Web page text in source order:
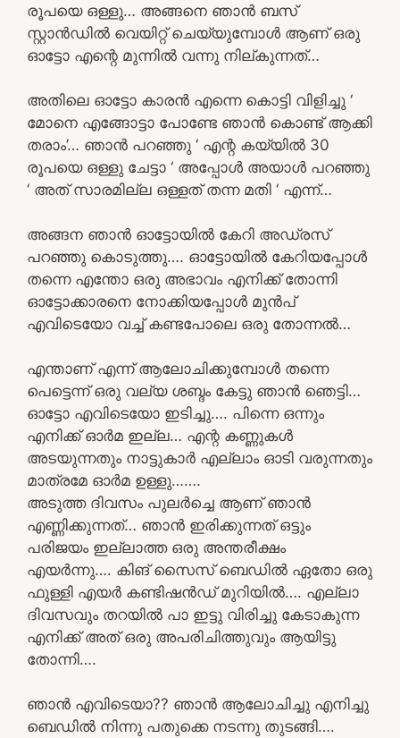
രൂപയെ ഒള്ളു… അങ്ങനെ ഞാൻ ബസ്
സ്റ്റാൻഡിൽ വെയിറ്റ് ചെയ്യുമ്പോൾ ആണ് ഒരു
ഓട്ടോ എന്റെ മുന്നിൽ വന്നു നില്കുന്നത്…
അതിലെ ഓട്ടോ കാരൻ എന്നെ കൊട്ടി വിളിച്ചു ‘
മോനെ എങ്ങോട്ടാ പോണ്ടേ ഞാൻ കൊണ്ട് ആക്കി
തരാം’… ഞാൻ പറഞ്ഞു ‘ എന്റ കയ്യിൽ 30
രൂപയെ ഒള്ളു ചേട്ടാ ‘ അപ്പോൾ അയാൾ പറഞ്ഞു
‘ അത് സാരമില്ല ഒള്ളത് തന്ന മതി ‘ എന്ന്…
അങ്ങന ഞാൻ ഓട്ടോയിൽ കേറി അഡ്രസ്
പറഞ്ഞു കൊടുത്തു…. ഓട്ടോയിൽ കേറിയപ്പോൾ
തന്നെ എന്തോ ഒരു അഭാവം എനിക്ക് തോന്നി
ഓട്ടോക്കാരനെ നോക്കിയപ്പോൾ മുൻപ്
എവിടെയോ വച്ച് കണ്ടപോലെ ഒരു തോന്നൽ…
എന്താണ് എന്ന് ആലോചിക്കുമ്പോൾ തന്നെ
പെട്ടെന്ന് ഒരു വല്യ ശബ്ദം കേട്ടു ഞാൻ ഞെട്ടി…
ഓട്ടോ എവിടെയോ ഇടിച്ചു…. പിന്നെ ഒന്നും
എനിക്ക് ഓർമ ഇല്ല… എന്റ കണ്ണുകൾ
അടയുന്നതും നാട്ടുകാർ എല്ലാം ഓടി വരുന്നതും
മാത്രമേ ഓർമ ഉള്ളു…….
അടുത്ത ദിവസം പുലർച്ചെ ആണ് ഞാൻ
എണ്ണിക്കുന്നത്… ഞാൻ ഇരിക്കുന്നത് ഒട്ടും
പരിജയം ഇല്ലാത്ത ഒരു അന്തരീക്ഷം
എയർന്നു…. കിങ് സൈസ് ബെഡിൽ ഏതോ ഒരു
ഫുള്ളി എയർ കണ്ടിഷൻഡ് മുറിയിൽ…. എല്ലാ
ദിവസവും തറയിൽ പാ ഇട്ടു വിരിച്ചു കേടാകുന്ന
എനിക്ക് അത് ഒരു അപരിചിത്തുവും ആയിട്ടു
തോന്നി….
ഞാൻ എവിടെയാ?? ഞാൻ ആലോചിച്ചു എനിച്ചു
ബെഡിൽ നിന്നു പതുക്കെ നടന്നു തുടങ്ങി….